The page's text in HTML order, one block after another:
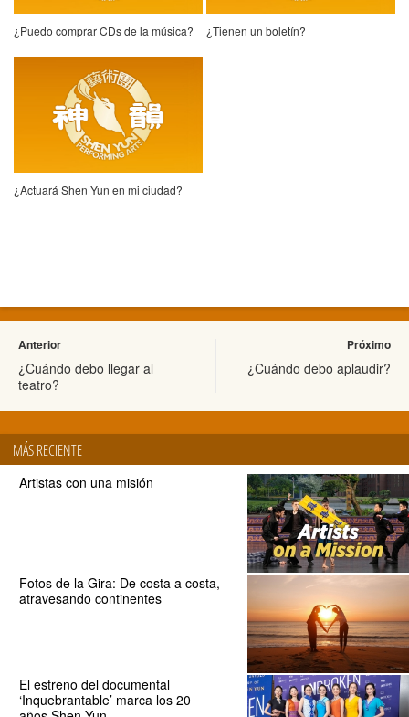
¿Puedo comprar CDs de la música? ¿Tienen un boletín?
¿Actuará Shen Yun en mi ciudad?
Anterior
¿Cuándo debo llegar al
teatro?
Próximo
¿Cuándo debo aplaudir?
MÁS RECIENTE
Artistas con una misión
Fotos de la Gira: De costa a costa,
atravesando continentes
El estreno del documental
‘Inquebrantable’ marca los 20